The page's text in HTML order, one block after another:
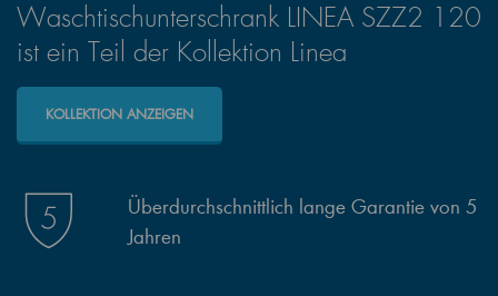
Waschtischunterschrank LINEA SZZ2 120
ist ein Teil der Kollektion Linea
KOLLEKTION ANZEIGEN
Überdurchschnittlich lange Garantie von 5
Jahren